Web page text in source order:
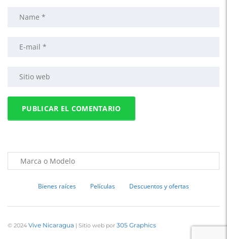
Bienes raíces Películas Descuentos y ofertas
© 2024 Vive Nicaragua | Sitio web por 305 Graphics